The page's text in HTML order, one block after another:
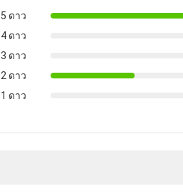
5 ดาว
4 ดาว
3 ดาว
2 ดาว
1 ดาว